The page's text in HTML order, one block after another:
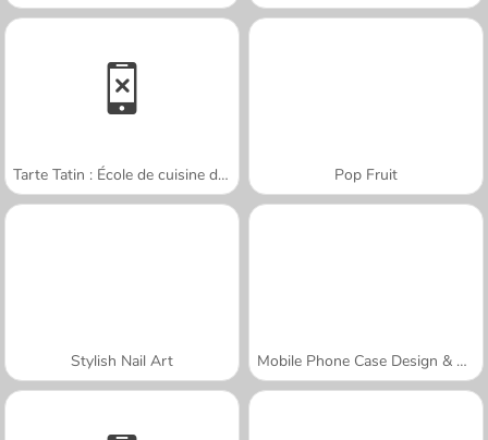
Tarte Tatin : École de cuisine de Sara Pop Fruit
Stylish Nail Art Mobile Phone Case Design & DIY